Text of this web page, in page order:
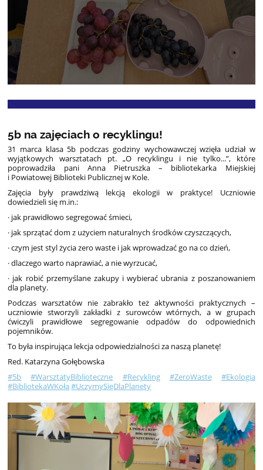
5b na zajęciach o recyklingu! ️
31 marca klasa 5b podczas godziny wychowawczej wzięła udział w
wyjątkowych warsztatach pt. „O recyklingu i nie tylko...”, które
poprowadziła pani Anna Pietruszka – bibliotekarka Miejskiej
i Powiatowej Biblioteki Publicznej w Kole.
Zajęcia były prawdziwą lekcją ekologii w praktyce! Uczniowie
dowiedzieli się m.in.:
· jak prawidłowo segregować śmieci,
· jak sprzątać dom z użyciem naturalnych środków czyszczących,
· czym jest styl życia zero waste i jak wprowadzać go na co dzień,
· dlaczego warto naprawiać, a nie wyrzucać,
· jak robić przemyślane zakupy i wybierać ubrania z poszanowaniem
dla planety.
Podczas warsztatów nie zabrakło też aktywności praktycznych –
uczniowie stworzyli zakładki z surowców wtórnych, a w grupach
ćwiczyli prawidłowe segregowanie odpadów do odpowiednich
pojemników.
To była inspirująca lekcja odpowiedzialności za naszą planetę!
Red. Katarzyna Gołębowska
#5b
#WarsztatyBiblioteczne #Recykling #ZeroWaste
#Ekologia
#BibliotekaWKoła#UczymySięDlaPlanety